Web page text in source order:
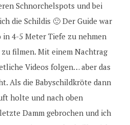
Schnorchelspots und bei
die Schildis 🙂 Der Guide war
4-5 Meter Tiefe zu nehmen
filmen. Mit einem Nachtrag
Videos folgen… aber das
Als die Babyschildkröte dann
holte und nach oben
Damm gebrochen und ich